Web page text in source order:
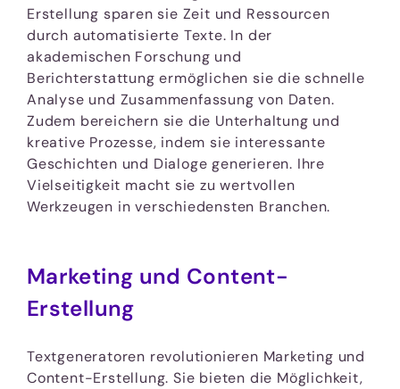
Erstellung sparen sie Zeit und Ressourcen
durch automatisierte Texte. In der
akademischen Forschung und
Berichterstattung ermöglichen sie die schnelle
Analyse und Zusammenfassung von Daten.
Zudem bereichern sie die Unterhaltung und
kreative Prozesse, indem sie interessante
Geschichten und Dialoge generieren. Ihre
Vielseitigkeit macht sie zu wertvollen
Werkzeugen in verschiedensten Branchen.
Marketing und Content-
Erstellung
Textgeneratoren revolutionieren Marketing und
Content-Erstellung. Sie bieten die Möglichkeit,